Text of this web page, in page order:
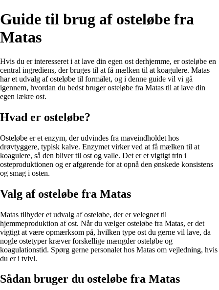
Guide til brug af osteløbe fra
Matas
Hvis du er interesseret i at lave din egen ost derhjemme, er osteløbe en
central ingrediens, der bruges til at få mælken til at koagulere. Matas
har et udvalg af osteløbe til formålet, og i denne guide vil vi gå
igennem, hvordan du bedst bruger osteløbe fra Matas til at lave din
egen lækre ost.
Hvad er osteløbe?
Osteløbe er et enzym, der udvindes fra maveindholdet hos
drøvtyggere, typisk kalve. Enzymet virker ved at få mælken til at
koagulere, så den bliver til ost og valle. Det er et vigtigt trin i
osteproduktionen og er afgørende for at opnå den ønskede konsistens
og smag i osten.
Valg af osteløbe fra Matas
Matas tilbyder et udvalg af osteløbe, der er velegnet til
hjemmeproduktion af ost. Når du vælger osteløbe fra Matas, er det
vigtigt at være opmærksom på, hvilken type ost du gerne vil lave, da
nogle ostetyper kræver forskellige mængder osteløbe og
koagulationstid. Spørg gerne personalet hos Matas om vejledning, hvis
du er i tvivl.
Sådan bruger du osteløbe fra Matas